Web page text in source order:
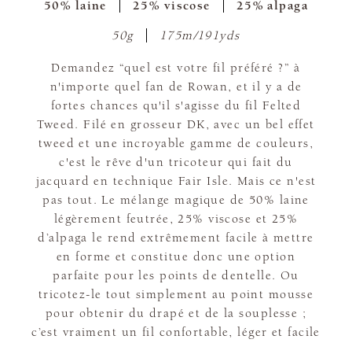
50% laine 25% viscose 25% alpaga
50g 175m/191yds
Demandez “quel est votre fil préféré ?” à
n'importe quel fan de Rowan, et il y a de
fortes chances qu'il s'agisse du fil Felted
Tweed. Filé en grosseur DK, avec un bel effet
tweed et une incroyable gamme de couleurs,
c'est le rêve d'un tricoteur qui fait du
jacquard en technique Fair Isle. Mais ce n'est
pas tout. Le mélange magique de 50% laine
légèrement feutrée, 25% viscose et 25%
d’alpaga le rend extrêmement facile à mettre
en forme et constitue donc une option
parfaite pour les points de dentelle. Ou
tricotez-le tout simplement au point mousse
pour obtenir du drapé et de la souplesse ;
c’est vraiment un fil confortable, léger et facile